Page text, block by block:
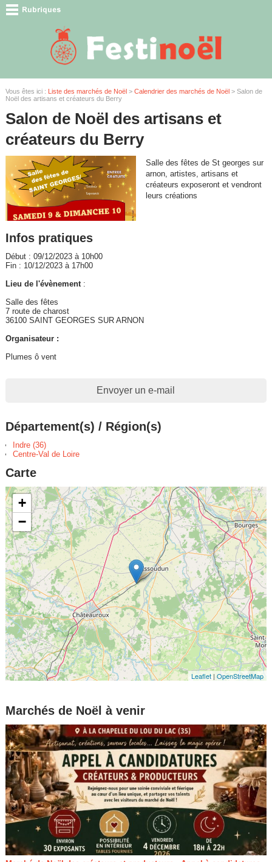
Vous êtes ici : Liste des marchés de Noël> Calendrier des marchés de Noël> Salon de
Noël des artisans et créateurs du Berry
Salon de Noël des artisans et
créateurs du Berry
Salle des fêtes de St georges sur
arnon, artistes, artisans et
créateurs exposeront et vendront
leurs créations
Infos pratiques
Début : 09/12/2023 à 10h00
Fin : 10/12/2023 à 17h00
Lieu de l'évènement:
Salle des fêtes
7 route de charost
36100 SAINT GEORGES SUR ARNON
Organisateur :
Plumes ô vent
Envoyer un e-mail
Département(s) / Région(s)
Indre (36)
Centre-Val de Loire
Carte
+
−
Leaflet |OpenStreetMap
Marchés de Noël à venir